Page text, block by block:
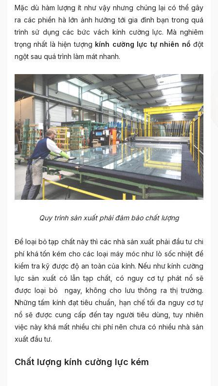
Mặc dù hàm lượng ít như vậy nhưng chúng lại có thể gây
ra các phiền hà lớn ảnh hưởng tới gia đình bạn trong quá
trình sử dụng các bức vách kính cường lực. Mà nghiêm
trọng nhất là hiện tượng kính cường lực tự nhiên nổ đột
ngột sau quá trình làm mát nhanh.
Quy trình sản xuất phải đảm bảo chất lượng
Để loại bỏ tạp chất này thì các nhà sản xuất phải đầu tư chi
phí khá tốn kém cho các loại máy móc như lò sốc nhiệt để
kiểm tra kỹ được độ an toàn của kính. Nếu như kính cường
lực sản xuất có lẫn tạp chất, có nguy cơ tự phát nổ sẽ
được loại bỏ ngay, không cho lưu thông ra thị trường.
Những tấm kính đạt tiêu chuẩn, hạn chế tối đa nguy cơ tự
nổ sẽ được cung cấp đến tay người tiêu dùng, tuy nhiên
việc này khá mất nhiều chi phí nên chưa có nhiều nhà sản
xuất đầu tư.
Chất lượng kính cường lực kém